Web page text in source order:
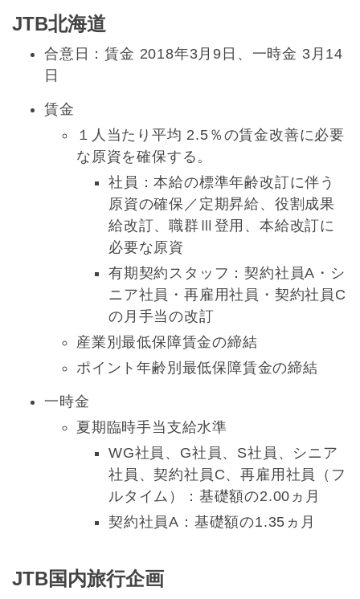
JTB北海道
合意日：賃金 2018年3月9日、一時金 3月14
日
賃金
１人当たり平均 2.5％の賃金改善に必要
な原資を確保する。
社員：本給の標準年齢改訂に伴う
原資の確保／定期昇給、役割成果
給改訂、職群Ⅲ登用、本給改訂に
必要な原資
有期契約スタッフ：契約社員A・シ
ニア社員・再雇用社員・契約社員C
の月手当の改訂
産業別最低保障賃金の締結
ポイント年齢別最低保障賃金の締結
一時金
夏期臨時手当支給水準
WG社員、G社員、S社員、シニア
社員、契約社員C、再雇用社員（フ
ルタイム）：基礎額の2.00ヵ月
契約社員A：基礎額の1.35ヵ月
JTB国内旅行企画